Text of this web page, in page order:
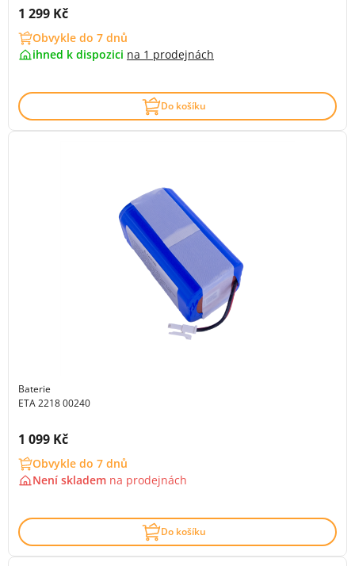
Cena s DPH:
1 299 Kč
Obvykle do 7 dnů
ihned k dispozici na 1 prodejnách
Do košíku
Baterie
ETA 2218 00240
Cena s DPH:
1 099 Kč
Obvykle do 7 dnů
Není skladem na prodejnách
Do košíku